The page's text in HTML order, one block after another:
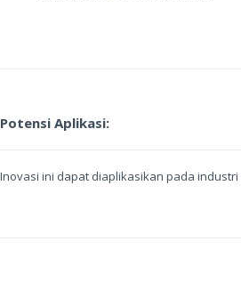
Potensi Aplikasi:
Inovasi ini dapat diaplikasikan pada